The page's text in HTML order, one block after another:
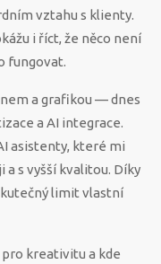
vztahu s klienty.
i říct, že něco není
fungovat.
a grafikou — dnes
a AI integrace.
asistenty, které mi
s vyšší kvalitou. Díky
limit vlastní
kreativitu a kde